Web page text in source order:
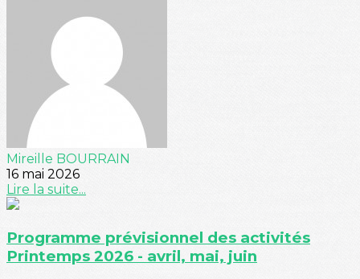
Mireille BOURRAIN
16 mai 2026
Lire la suite...
Programme prévisionnel des activités
Printemps 2026 - avril, mai, juin